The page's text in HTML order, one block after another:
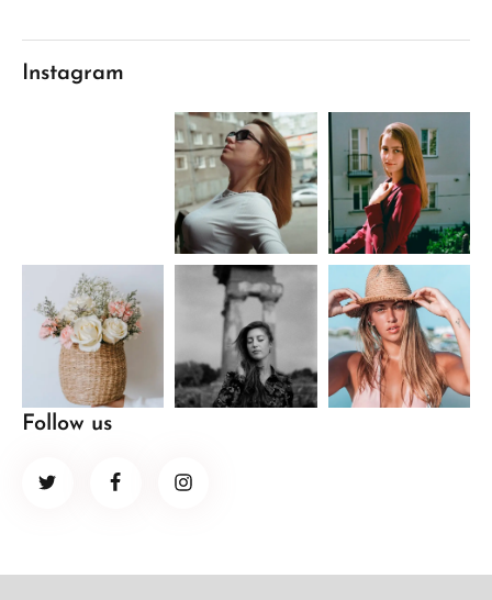
Instagram
Follow us